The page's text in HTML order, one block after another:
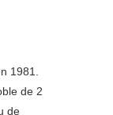
1981.
de 2
de